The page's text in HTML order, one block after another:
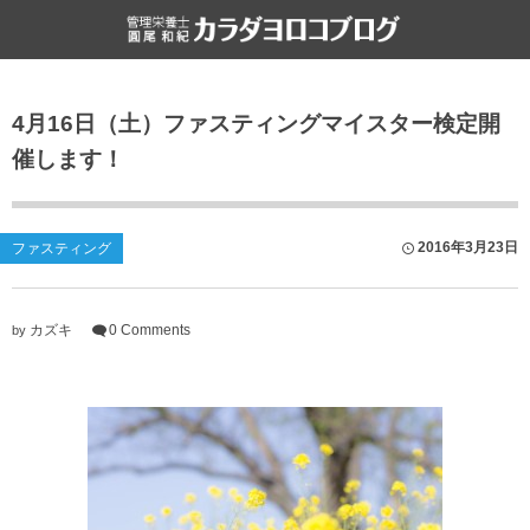
4月16日（土）ファスティングマイスター検定開
催します！
ファスティング 2016年3月23日
by カズキ 0 Comments
栄養・食・健康
食文化
ライフハック